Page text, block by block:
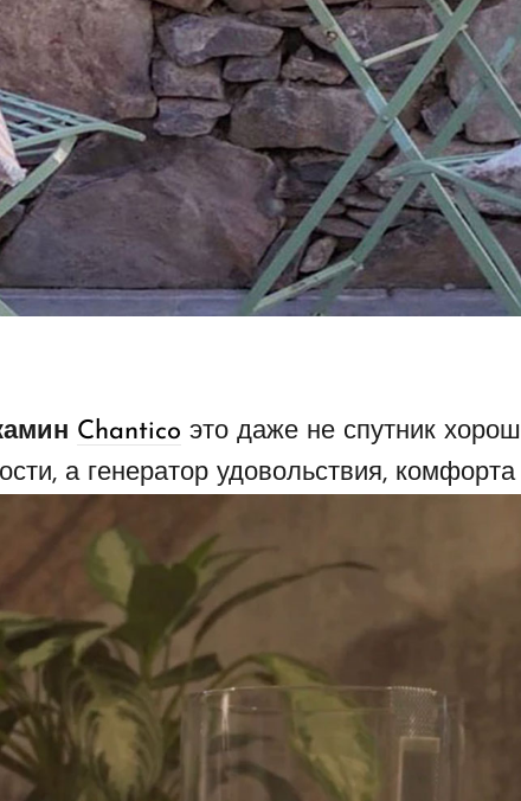
Chantico это даже не спутник
а генератор удовольствия, комфорта